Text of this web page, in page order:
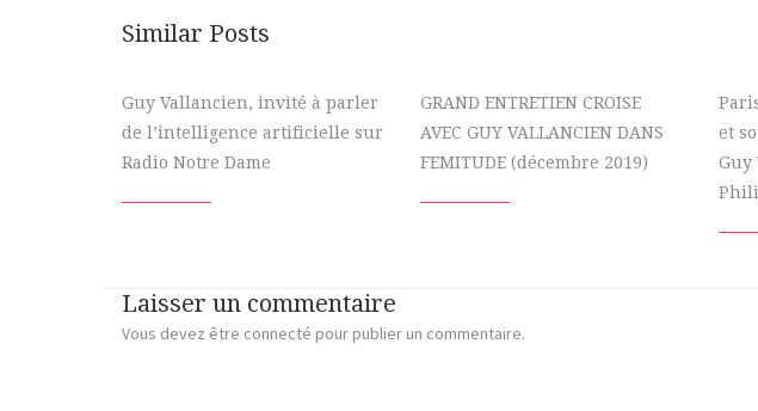
Similar Posts
Guy Vallancien, invité à parler
de l’intelligence artificielle sur
Radio Notre Dame
GRAND ENTRETIEN CROISE
AVEC GUY VALLANCIEN DANS
FEMITUDE (décembre 2019)
et
Guy
Laisser un commentaire
Vous devez être connecté pour publier un commentaire.